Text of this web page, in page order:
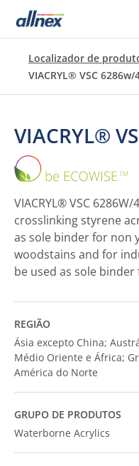
Localizador de
VIACRYL® VSC 6286w/
VIACRYL®
VSC
VIACRYL® VSC
crosslinking styrene
as sole binder for non
woodstains and for
be used as sole
REGIÃO
Ásia excepto China;
Médio Oriente e África;
América do Norte
GRUPO DE PRODUTOS
Waterborne Acrylics